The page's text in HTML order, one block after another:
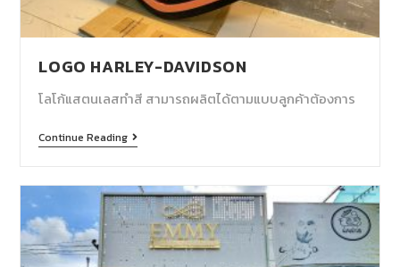
LOGO HARLEY-DAVIDSON
โลโก้แสตนเลสทำสี สามารถผลิตได้ตามแบบลูกค้าต้องการ
Continue Reading